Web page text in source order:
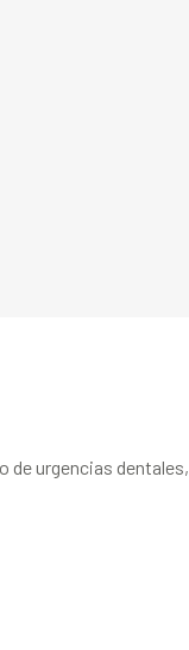
de urgencias dentales,